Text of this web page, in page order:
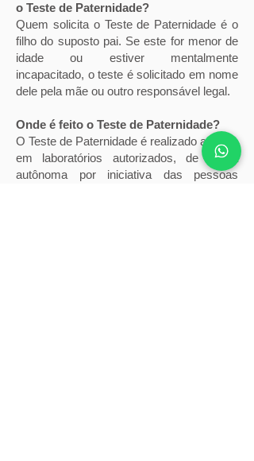
o Teste de Paternidade?
Quem solicita o Teste de Paternidade é o
filho do suposto pai. Se este for menor de
idade ou estiver mentalmente
incapacitado, o teste é solicitado em nome
dele pela mãe ou outro responsável legal.
Onde é feito o Teste de Paternidade?
O Teste de Paternidade é realizado apenas
em laboratórios autorizados, de forma
autônoma por iniciativa das pessoas